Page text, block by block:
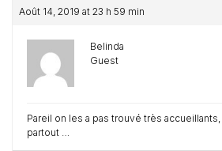
Août 14, 2019 at 23 h 59 min
Belinda
Guest
Pareil on les a pas trouvé très
partout …